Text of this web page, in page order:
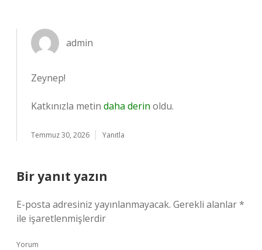
admin
Zeynep!
Katkınızla metin daha derin oldu.
Temmuz 30, 2026 Yanıtla
Bir yanıt yazın
E-posta adresiniz yayınlanmayacak. Gerekli alanlar*
ile işaretlenmişlerdir
Yorum